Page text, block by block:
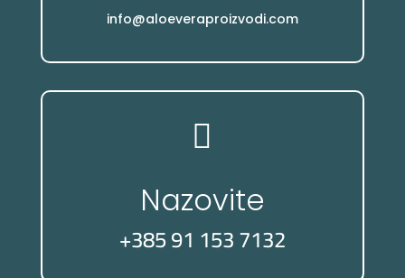
info@aloeveraproizvodi.com

Nazovite
+385 91 153 7132